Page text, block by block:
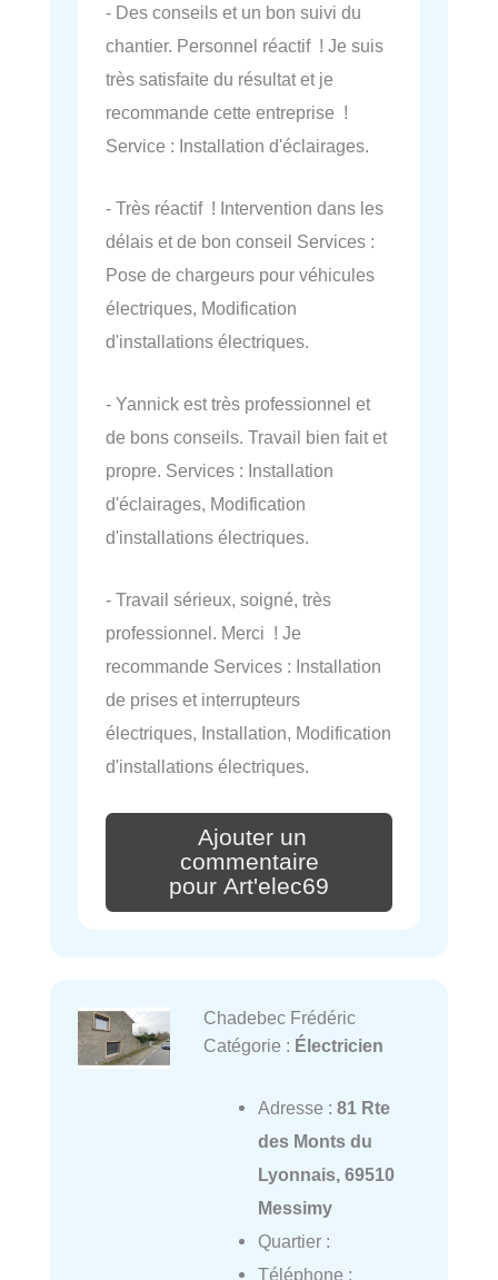
- Des conseils et un bon suivi du
chantier. Personnel réactif ! Je suis
très satisfaite du résultat et je
recommande cette entreprise !
Service : Installation d'éclairages.
- Très réactif ! Intervention dans les
délais et de bon conseil Services :
Pose de chargeurs pour véhicules
électriques, Modification
d'installations électriques.
- Yannick est très professionnel et
de bons conseils. Travail bien fait et
propre. Services : Installation
d'éclairages, Modification
d'installations électriques.
- Travail sérieux, soigné, très
professionnel. Merci ! Je
recommande Services : Installation
de prises et interrupteurs
électriques, Installation, Modification
d'installations électriques.
Ajouter un
commentaire
pour Art'elec69
Chadebec Frédéric
Catégorie : Électricien
Adresse : 81 Rte
des Monts du
Lyonnais, 69510
Messimy
Quartier :
Téléphone :